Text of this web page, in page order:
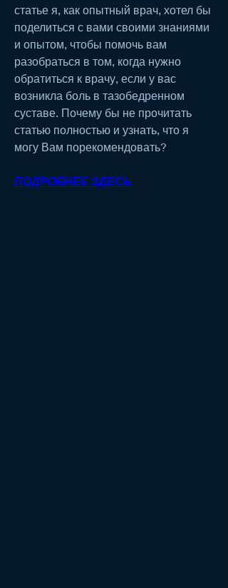
статье я, как опытный врач, хотел бы
поделиться с вами своими знаниями
и опытом, чтобы помочь вам
разобраться в том, когда нужно
обратиться к врачу, если у вас
возникла боль в тазобедренном
суставе. Почему бы не прочитать
статью полностью и узнать, что я
могу Вам порекомендовать?
ПОДРОБНЕЕ ЗДЕСЬ